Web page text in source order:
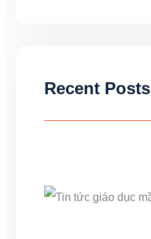
Recent Posts